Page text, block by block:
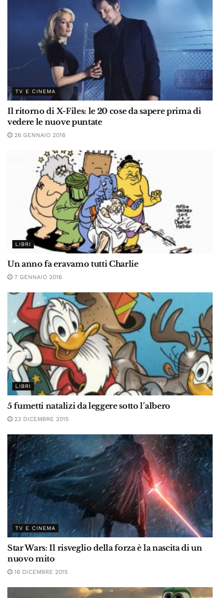
TV E CINEMA
Il ritorno di X-Files: le 20 cose da sapere prima di
vedere le nuove puntate
26 GENNAIO 2016
LIBRI
Un anno fa eravamo tutti Charlie
7 GENNAIO 2016
LIBRI
5 fumetti natalizi da leggere sotto l’albero
23 DICEMBRE 2015
TV E CINEMA
Star Wars: Il risveglio della forza è la nascita di un
nuovo mito
16 DICEMBRE 2015